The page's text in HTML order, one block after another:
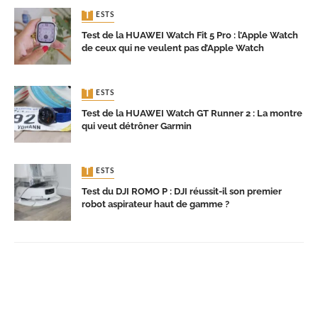
TESTS
Test de la HUAWEI Watch Fit 5 Pro : l’Apple Watch
de ceux qui ne veulent pas d’Apple Watch
TESTS
Test de la HUAWEI Watch GT Runner 2 : La montre
qui veut détrôner Garmin
TESTS
Test du DJI ROMO P : DJI réussit-il son premier
robot aspirateur haut de gamme ?